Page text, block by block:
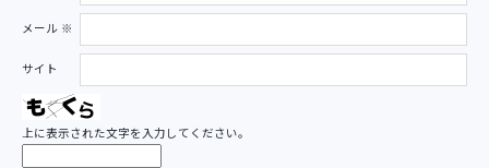
メール ※
サイト
上に表示された文字を入力してください。